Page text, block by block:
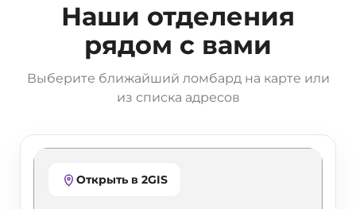
Наши отделения
рядом с вами
Выберите ближайший ломбард на карте или
из списка адресов
Открыть в 2GIS